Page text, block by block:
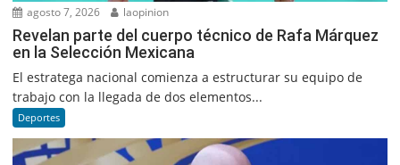
agosto 7, 2026 laopinion
Revelan parte del cuerpo técnico de Rafa Márquez
en la Selección Mexicana
El estratega nacional comienza a estructurar su equipo de
trabajo con la llegada de dos elementos...
Deportes